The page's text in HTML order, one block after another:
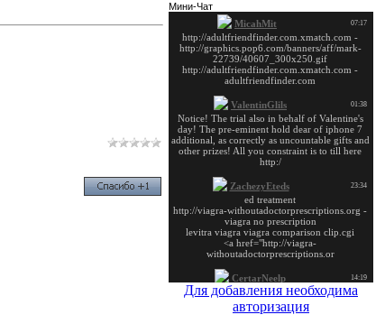
Мини-Чат
Для добавления необходима
авторизация